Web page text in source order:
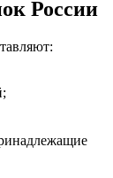
России